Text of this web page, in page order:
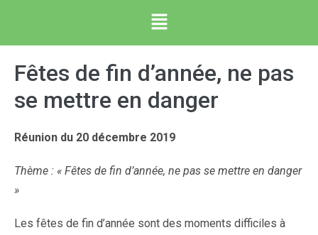
Fêtes de fin d’année, ne pas
se mettre en danger
Réunion du 20 décembre 2019
Thème : « Fêtes de fin d’année, ne pas se mettre en danger
»
Les fêtes de fin d’année sont des moments difficiles à